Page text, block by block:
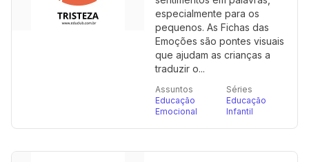
especialmente para os
pequenos. As Fichas das
Emoções são pontes visuais
que ajudam as crianças a
traduzir o...
Assuntos
Educação
Emocional
Séries
Educação
Infantil